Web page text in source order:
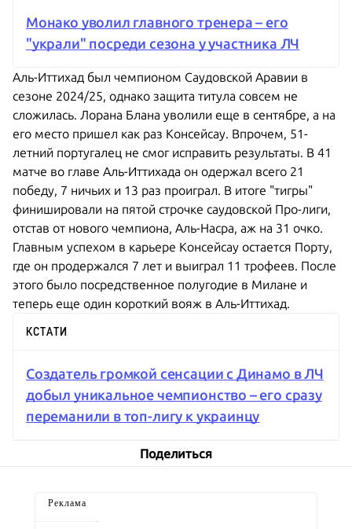
Монако уволил главного тренера – его
"украли" посреди сезона у участника ЛЧ
Аль-Иттихад был чемпионом Саудовской Аравии в
сезоне 2024/25, однако защита титула совсем не
сложилась. Лорана Блана уволили еще в сентябре, а на
его место пришел как раз Консейсау. Впрочем, 51-
летний португалец не смог исправить результаты. В 41
матче во главе Аль-Иттихада он одержал всего 21
победу, 7 ничьих и 13 раз проиграл. В итоге "тигры"
финишировали на пятой строчке саудовской Про-лиги,
отстав от нового чемпиона, Аль-Насра, аж на 31 очко.
Главным успехом в карьере Консейсау остается Порту,
где он продержался 7 лет и выиграл 11 трофеев. После
этого было посредственное полугодие в Милане и
теперь еще один короткий вояж в Аль-Иттихад.
КСТАТИ
Создатель громкой сенсации с Динамо в ЛЧ
добыл уникальное чемпионство – его сразу
переманили в топ-лигу к украинцу
Поделиться
Реклама